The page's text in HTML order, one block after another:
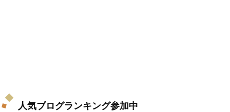
人気ブログランキング参加中